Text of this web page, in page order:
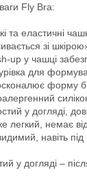
Fly Bra:
та еластичні
зі
up у чашці
для
форму
у догляді,
легкий, немає
навіть
у догляді –